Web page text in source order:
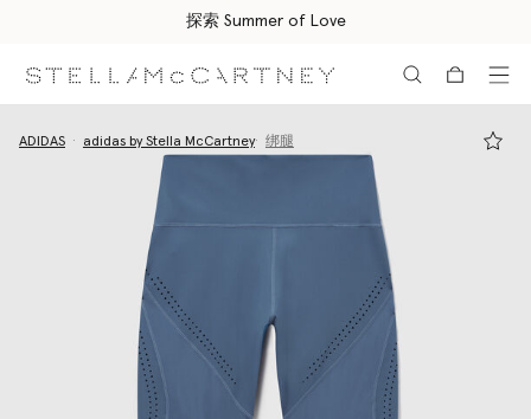
探索 Summer of Love
ADIDAS adidas by Stella McCartney 绑腿